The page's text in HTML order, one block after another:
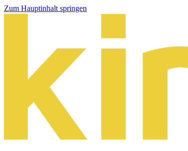
Zum Hauptinhalt springen